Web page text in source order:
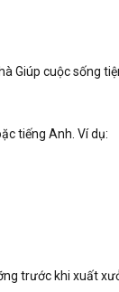
Giúp cuộc sống
tiếng Anh. Ví dụ:
trước khi xuất